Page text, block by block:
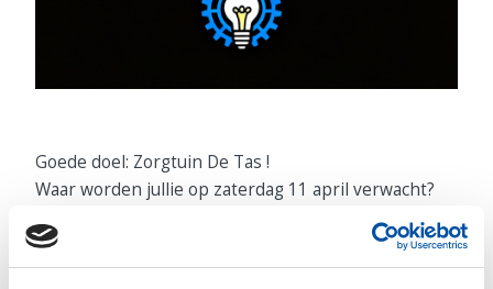
Goede doel: Zorgtuin De Tas !
Waar worden jullie op zaterdag 11 april verwacht?
Zaal open 19:15